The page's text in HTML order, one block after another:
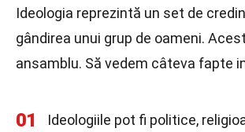
Ideologia reprezintă un set de
gândirea unui grup de oameni.
ansamblu. Să vedem câteva fapte
01 Ideologiile pot fi politice,